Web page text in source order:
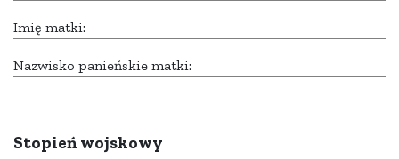
Imię matki:
Nazwisko panieńskie matki:
Stopień wojskowy